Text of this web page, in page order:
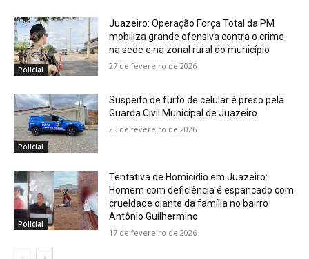
Policial
Juazeiro: Operação Força Total da PM
mobiliza grande ofensiva contra o crime
na sede e na zonal rural do município
27 de fevereiro de 2026
Policial
Suspeito de furto de celular é preso pela
Guarda Civil Municipal de Juazeiro.
25 de fevereiro de 2026
Policial
Tentativa de Homicídio em Juazeiro:
Homem com deficiência é espancado com
crueldade diante da família no bairro
Antônio Guilhermino
17 de fevereiro de 2026